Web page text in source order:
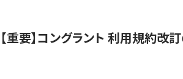
【重要】コングラント 利用規約改